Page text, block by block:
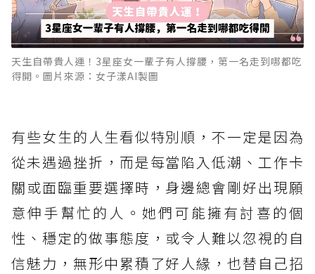
天生自帶貴人運！3星座女一輩子有人撐腰，第一名走到哪都吃
得開。圖片來源：女子漾AI製圖
有些女生的人生看似特別順，不一定是因為
從未遇過挫折，而是每當陷入低潮、工作卡
關或面臨重要選擇時，身邊總會剛好出現願
意伸手幫忙的人。她們可能擁有討喜的個
性、穩定的做事態度，或令人難以忽視的自
信魅力，無形中累積了好人緣，也替自己招